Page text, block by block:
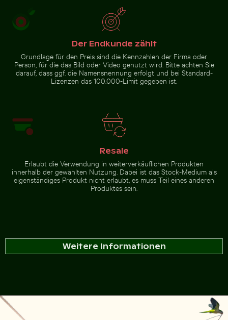
Belebte Straßenszene mit
Golfwagen in Holbox Stapel von verschiedenen
Schokoladentafeln mit
Nüssen
Zur Stock-Kollektion
Der Endkunde zählt
Grundlage für den Preis sind die Kennzahlen der Firma oder
Person, für die das Bild oder Video genutzt wird. Bitte achten Sie
darauf, dass ggf. die Namensnennung erfolgt und bei Standard-
Lizenzen das 100.000-Limit gegeben ist.
Resale
Erlaubt die Verwendung in weiterverkäuflichen Produkten
innerhalb der gewählten Nutzung. Dabei ist das Stock-Medium als
eigenständiges Produkt nicht erlaubt, es muss Teil eines anderen
Produktes sein.
Weitere Informationen